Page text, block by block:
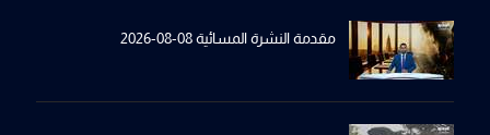
مقدمة النشرة المسائية 08-08-2026